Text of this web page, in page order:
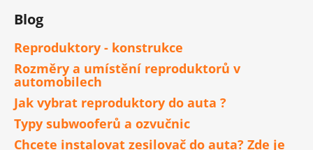
Blog
Reproduktory - konstrukce
Rozměry a umístění reproduktorů v
automobilech
Jak vybrat reproduktory do auta ?
Typy subwooferů a ozvučnic
Chcete instalovat zesilovač do auta? Zde je